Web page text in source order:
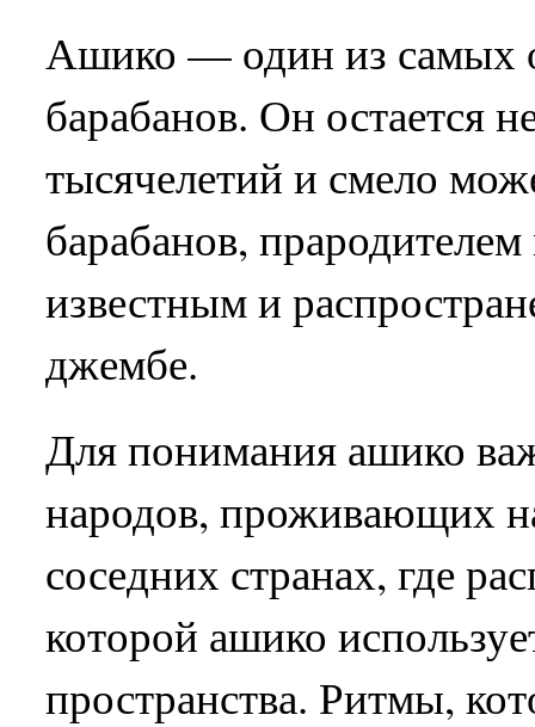
Ашико — один из самых
барабанов. Он остается
тысячелетий и смело
барабанов,
известным и
джембе.
Для понимания ашико
народов, проживающих
соседних странах, где
которой ашико
пространства. Ритмы,